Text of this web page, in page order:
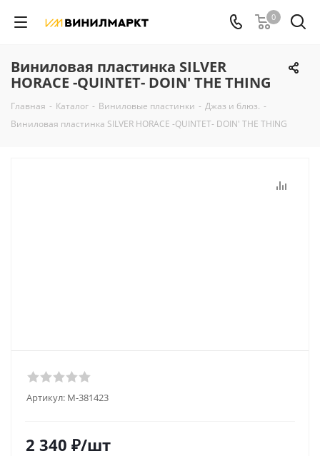
0
Виниловая пластинка SILVER
HORACE -QUINTET- DOIN' THE THING
Главная - Каталог - Виниловые пластинки - Джаз и блюз. -
Виниловая пластинка SILVER HORACE -QUINTET- DOIN' THE THING
Артикул: M-381423
2 340 ₽/шт